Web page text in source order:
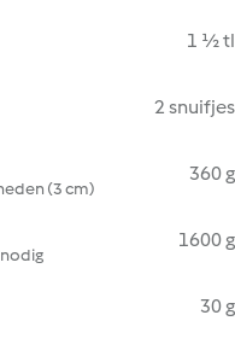
1 ½ tl
2 snuifjes
(3 cm)
360 g
1600 g
30 g